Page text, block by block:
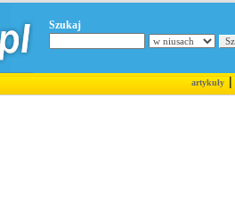
Szukaj
artykuły|